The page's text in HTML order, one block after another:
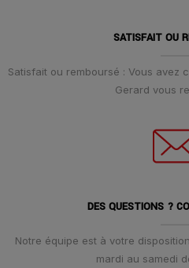
SATISFAIT OU
Satisfait ou remboursé : Vous avez
Gerard vous
DES QUESTIONS ?
Notre équipe est à votre
mardi au samedi